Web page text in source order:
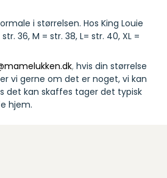
i størrelsen. Hos King Louie
36, M = str. 38, L= str. 40, XL =
, hvis din størrelse
vi gerne om det er noget, vi kan
det kan skaffes tager det typisk
hjem.